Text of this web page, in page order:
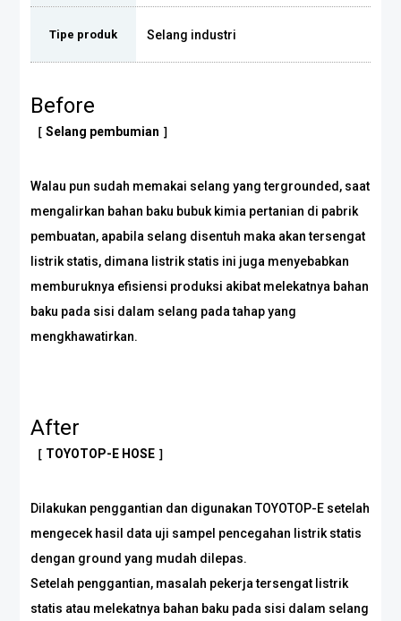
Tipe produk Selang industri
Before
［ Selang pembumian ］
Walau pun sudah memakai selang yang tergrounded, saat
mengalirkan bahan baku bubuk kimia pertanian di pabrik
pembuatan, apabila selang disentuh maka akan tersengat
listrik statis, dimana listrik statis ini juga menyebabkan
memburuknya efisiensi produksi akibat melekatnya bahan
baku pada sisi dalam selang pada tahap yang
mengkhawatirkan.
After
［ TOYOTOP-E HOSE ］
Dilakukan penggantian dan digunakan TOYOTOP-E setelah
mengecek hasil data uji sampel pencegahan listrik statis
dengan ground yang mudah dilepas.
Setelah penggantian, masalah pekerja tersengat listrik
statis atau melekatnya bahan baku pada sisi dalam selang